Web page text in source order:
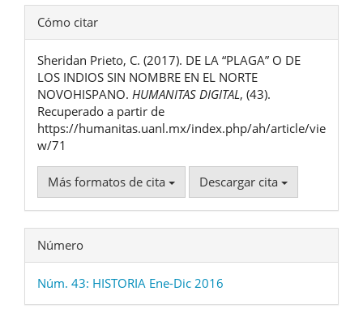
Detalles
del
artículo
Cómo citar
Sheridan Prieto, C. (2017). DE LA “PLAGA” O DE
LOS INDIOS SIN NOMBRE EN EL NORTE
NOVOHISPANO. HUMANITAS DIGITAL, (43).
Recuperado a partir de
https://humanitas.uanl.mx/index.php/ah/article/vie
w/71
Más formatos de cita Descargar cita
Número
Núm. 43: HISTORIA Ene-Dic 2016